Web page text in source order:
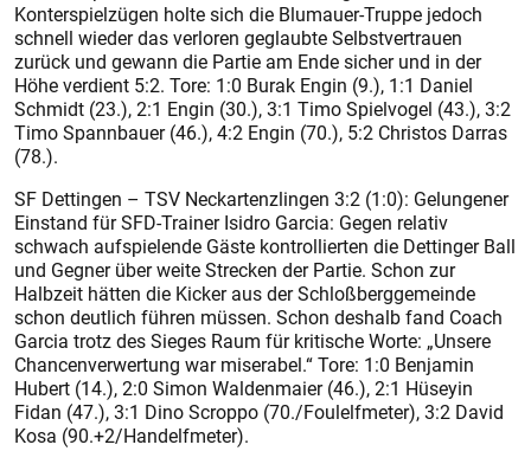
Konterspielzügen holte sich die Blumauer-Truppe jedoch
schnell wieder das verloren geglaubte Selbstvertrauen
zurück und gewann die Partie am Ende sicher und in der
Höhe verdient 5:2. Tore: 1:0 Burak Engin (9.), 1:1 Daniel
Schmidt (23.), 2:1 Engin (30.), 3:1 Timo Spielvogel (43.), 3:2
Timo Spannbauer (46.), 4:2 Engin (70.), 5:2 Christos Darras
(78.).
SF Dettingen – TSV Neckartenzlingen 3:2 (1:0): Gelungener
Einstand für SFD-Trainer Isidro Garcia: Gegen relativ
schwach aufspielende Gäste kontrollierten die Dettinger Ball
und Gegner über weite Strecken der Partie. Schon zur
Halbzeit hätten die Kicker aus der Schloßberggemeinde
schon deutlich führen müssen. Schon deshalb fand Coach
Garcia trotz des Sieges Raum für kritische Worte: „Unsere
Chancenverwertung war miserabel.“ Tore: 1:0 Benjamin
Hubert (14.), 2:0 Simon Waldenmaier (46.), 2:1 Hüseyin
Fidan (47.), 3:1 Dino Scroppo (70./Foulelfmeter), 3:2 David
Kosa (90.+2/Handelfmeter).